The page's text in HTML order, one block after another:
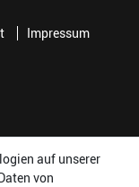
Impressum
auf unserer
von